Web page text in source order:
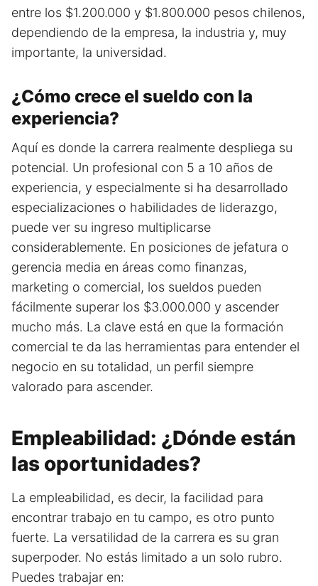
entre los $1.200.000 y $1.800.000 pesos chilenos,
dependiendo de la empresa, la industria y, muy
importante, la universidad.
¿Cómo crece el sueldo con la
experiencia?
Aquí es donde la carrera realmente despliega su
potencial. Un profesional con 5 a 10 años de
experiencia, y especialmente si ha desarrollado
especializaciones o habilidades de liderazgo,
puede ver su ingreso multiplicarse
considerablemente. En posiciones de jefatura o
gerencia media en áreas como finanzas,
marketing o comercial, los sueldos pueden
fácilmente superar los $3.000.000 y ascender
mucho más. La clave está en que la formación
comercial te da las herramientas para entender el
negocio en su totalidad, un perfil siempre
valorado para ascender.
Empleabilidad: ¿Dónde están
las oportunidades?
La empleabilidad, es decir, la facilidad para
encontrar trabajo en tu campo, es otro punto
fuerte. La versatilidad de la carrera es su gran
superpoder. No estás limitado a un solo rubro.
Puedes trabajar en: